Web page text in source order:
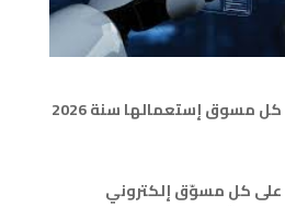
يجب على كل مسوّق إلكتروني